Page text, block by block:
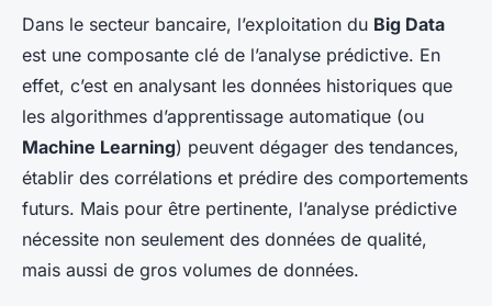
Dans le secteur bancaire, l’exploitation du Big Data
est une composante clé de l’analyse prédictive. En
effet, c’est en analysant les données historiques que
les algorithmes d’apprentissage automatique (ou
Machine Learning) peuvent dégager des tendances,
établir des corrélations et prédire des comportements
futurs. Mais pour être pertinente, l’analyse prédictive
nécessite non seulement des données de qualité,
mais aussi de gros volumes de données.